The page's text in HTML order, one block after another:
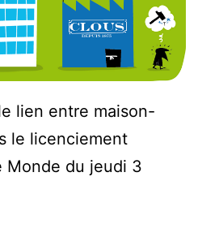
lien entre maison-
le licenciement
Monde du jeudi 3